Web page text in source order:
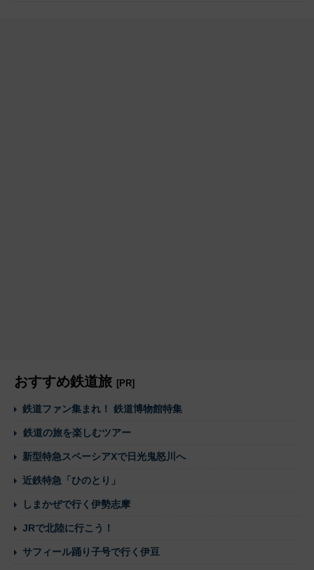
おすすめ鉄道旅 [PR]
鉄道ファン集まれ！ 鉄道博物館特集
鉄道の旅を楽しむツアー
新型特急スペーシアXで日光鬼怒川へ
近鉄特急「ひのとり」
しまかぜで行く伊勢志摩
JRで北陸に行こう！
サフィール踊り子号で行く伊豆